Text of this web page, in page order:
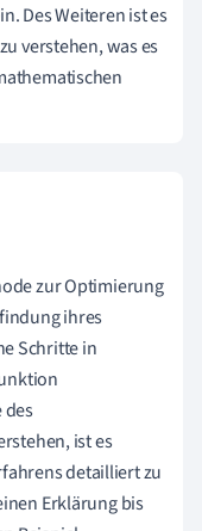
Des Weiteren ist es
verstehen, was es
zur Optimierung
ihres
Schritte in
ist es
detailliert zu
Erklärung bis